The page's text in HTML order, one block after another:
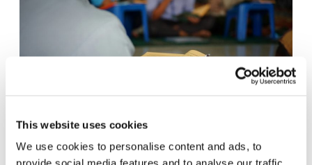
This website uses cookies
We use cookies to personalise content and ads, to
CITTADINANZA ATTIVA E POLITICA